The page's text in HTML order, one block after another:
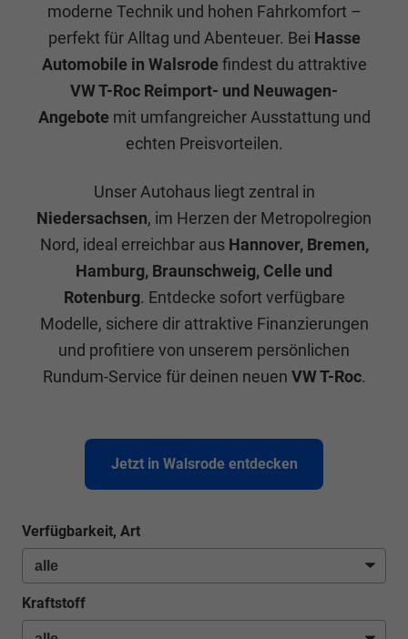
moderne Technik und hohen Fahrkomfort –
perfekt für Alltag und Abenteuer. Bei Hasse
Automobile in Walsrode findest du attraktive
VW T-Roc Reimport- und Neuwagen-
Angebote mit umfangreicher Ausstattung und
echten Preisvorteilen.
Unser Autohaus liegt zentral in
Niedersachsen, im Herzen der Metropolregion
Nord, ideal erreichbar aus Hannover, Bremen,
Hamburg, Braunschweig, Celle und
Rotenburg. Entdecke sofort verfügbare
Modelle, sichere dir attraktive Finanzierungen
und profitiere von unserem persönlichen
Rundum-Service für deinen neuen VW T-Roc.
Jetzt in Walsrode entdecken
Verfügbarkeit, Art
Kraftstoff